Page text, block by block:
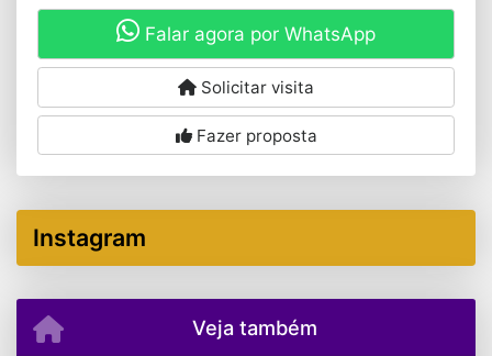
Falar agora por WhatsApp
Solicitar visita
Fazer proposta
Instagram
Veja também